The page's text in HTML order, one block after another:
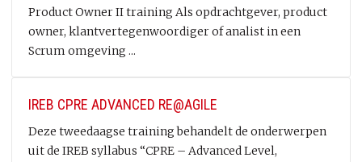
Product Owner II training Als opdrachtgever, product
owner, klantvertegenwoordiger of analist in een
Scrum omgeving ...
IREB CPRE ADVANCED RE@AGILE
Deze tweedaagse training behandelt de onderwerpen
uit de IREB syllabus “CPRE – Advanced Level,